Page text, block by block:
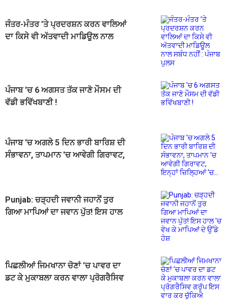
ਜੰਤਰ-ਮੰਤਰ ’ਤੇ ਪ੍ਰਦਰਸ਼ਨ ਕਰਨ ਵਾਲਿਆਂ
ਦਾ ਕਿਸੇ ਵੀ ਅੱਤਵਾਦੀ ਮਾਡਿਊਲ ਨਾਲ
ਪੰਜਾਬ 'ਚ 6 ਅਗਸਤ ਤੱਕ ਜਾਣੋ ਮੌਸਮ ਦੀ
ਵੱਡੀ ਭਵਿੱਖਬਾਣੀ !
ਪੰਜਾਬ 'ਚ ਅਗਲੇ 5 ਦਿਨ ਭਾਰੀ ਬਾਰਿਸ਼ ਦੀ
ਸੰਭਾਵਨਾ, ਤਾਪਮਾਨ 'ਚ ਆਵੇਗੀ ਗਿਰਾਵਟ,
Punjab: ਚੜ੍ਹਦੀ ਜਵਾਨੀ ਜਹਾਨੋਂ ਤੁਰ
ਗਿਆ ਮਾਪਿਆਂ ਦਾ ਜਵਾਨ ਪੁੱਤ! ਇਸ ਹਾਲ
ਪਿਛਲੀਆਂ ਜਿਮਖਾਨਾ ਚੋਣਾਂ ’ਚ ਪਾਵਰ ਦਾ
ਡਟ ਕੇ ਮੁਕਾਬਲਾ ਕਰਨ ਵਾਲਾ ਪ੍ਰੋਗਰੈਸਿਵ